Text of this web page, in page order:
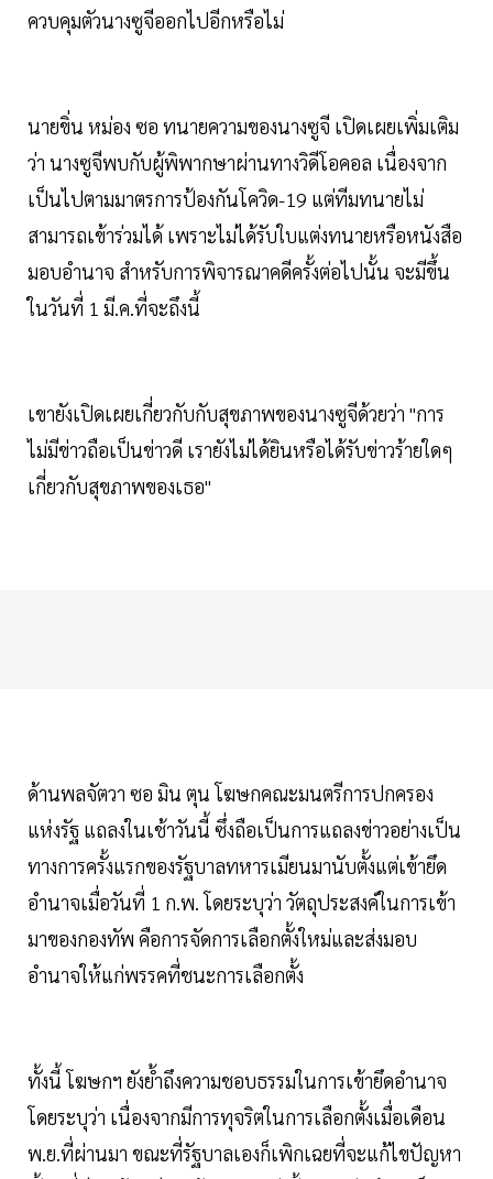
ควบคุมตัวนางซูจีออกไปอีกหรือไม่
นายขิ่น หม่อง ซอ ทนายความของนางซูจี เปิดเผยเพิ่มเติม
ว่า นางซูจีพบกับผู้พิพากษาผ่านทางวิดีโอคอล เนื่องจาก
เป็นไปตามมาตรการป้องกันโควิด-19 แต่ทีมทนายไม่
สามารถเข้าร่วมได้ เพราะไม่ได้รับใบแต่งทนายหรือหนังสือ
มอบอำนาจ สำหรับการพิจารณาคดีครั้งต่อไปนั้น จะมีขึ้น
ในวันที่ 1 มี.ค.ที่จะถึงนี้
เขายังเปิดเผยเกี่ยวกับกับสุขภาพของนางซูจีด้วยว่า "การ
ไม่มีข่าวถือเป็นข่าวดี เรายังไม่ได้ยินหรือได้รับข่าวร้ายใดๆ
เกี่ยวกับสุขภาพของเธอ"
ด้านพลจัตวา ซอ มิน ตุน โฆษกคณะมนตรีการปกครอง
แห่งรัฐ แถลงในเช้าวันนี้ ซึ่งถือเป็นการแถลงข่าวอย่างเป็น
ทางการครั้งแรกของรัฐบาลทหารเมียนมานับตั้งแต่เข้ายึด
อำนาจเมื่อวันที่ 1 ก.พ. โดยระบุว่า วัตถุประสงค์ในการเข้า
มาของกองทัพ คือการจัดการเลือกตั้งใหม่และส่งมอบ
อำนาจให้แก่พรรคที่ชนะการเลือกตั้ง
ทั้งนี้ โฆษกฯ ยังย้ำถึงความชอบธรรมในการเข้ายึดอำนาจ
โดยระบุว่า เนื่องจากมีการทุจริตในการเลือกตั้งเมื่อเดือน
พ.ย.ที่ผ่านมา ขณะที่รัฐบาลเองก็เพิกเฉยที่จะแก้ไขปัญหา